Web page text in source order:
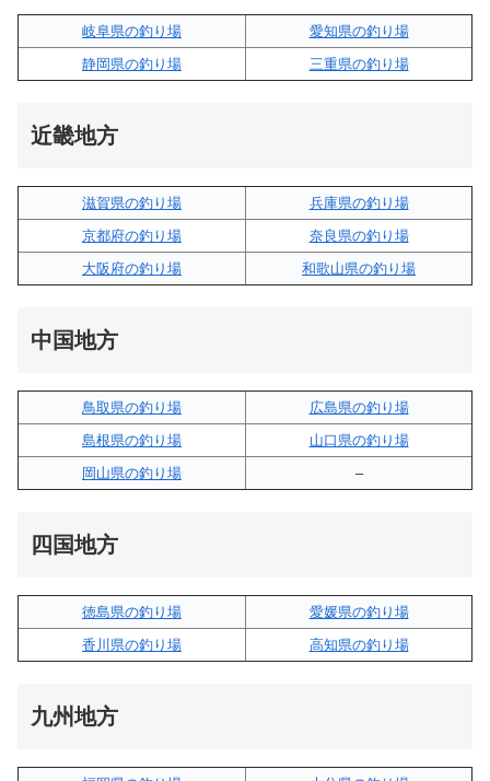
岐阜県の釣り場
愛知県の釣り場
静岡県の釣り場
三重県の釣り場
近畿地方
滋賀県の釣り場
兵庫県の釣り場
京都府の釣り場
奈良県の釣り場
大阪府の釣り場
和歌山県の釣り場
中国地方
鳥取県の釣り場
広島県の釣り場
島根県の釣り場
山口県の釣り場
岡山県の釣り場
–
四国地方
徳島県の釣り場
愛媛県の釣り場
香川県の釣り場
高知県の釣り場
九州地方